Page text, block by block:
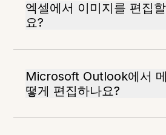
엑셀에서 이미지를 편집
요?
Microsoft Outlook에서
떻게 편집하나요?